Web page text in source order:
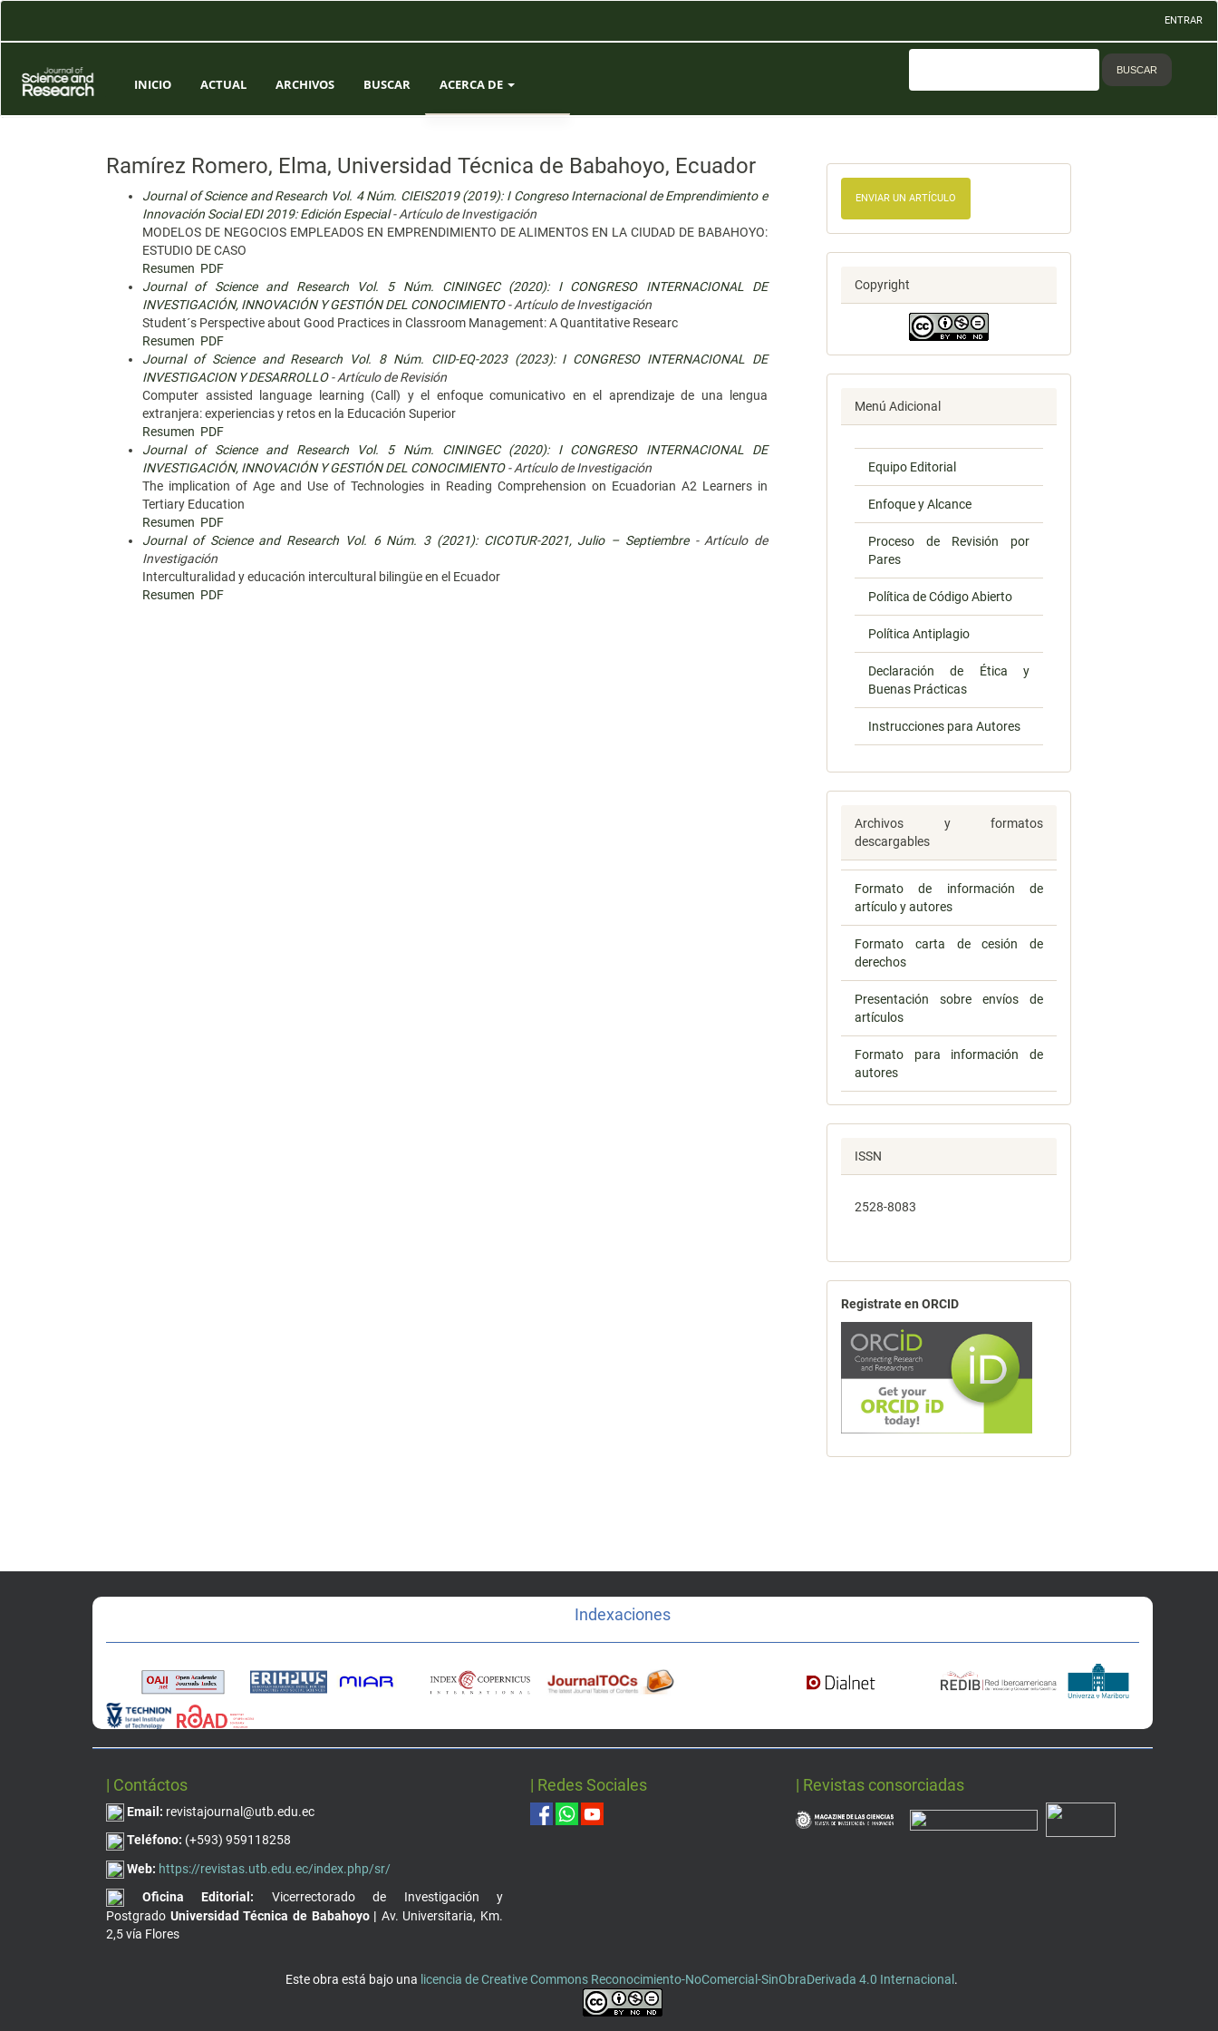
Contenido
Barra
lateral
ENTRAR
INICIO ACTUAL ARCHIVOS BUSCAR ACERCA DE
EQUIPO EDITORIAL
CONTACTO
BUSCAR
Ramírez Romero, Elma, Universidad Técnica de Babahoyo, Ecuador
Journal of Science and Research Vol. 4 Núm. CIEIS2019 (2019): I Congreso Internacional de Emprendimiento e
Innovación Social EDI 2019: Edición Especial- Artículo de Investigación
MODELOS DE NEGOCIOS EMPLEADOS EN EMPRENDIMIENTO DE ALIMENTOS EN LA CIUDAD DE BABAHOYO:
ESTUDIO DE CASO
Resumen PDF
Journal of Science and Research Vol. 5 Núm. CININGEC (2020): I CONGRESO INTERNACIONAL DE
INVESTIGACIÓN, INNOVACIÓN Y GESTIÓN DEL CONOCIMIENTO- Artículo de Investigación
Student´s Perspective about Good Practices in Classroom Management: A Quantitative Researc
Resumen PDF
Journal of Science and Research Vol. 8 Núm. CIID-EQ-2023 (2023): I CONGRESO INTERNACIONAL DE
INVESTIGACION Y DESARROLLO- Artículo de Revisión
Computer assisted language learning (Call) y el enfoque comunicativo en el aprendizaje de una lengua
extranjera: experiencias y retos en la Educación Superior
Resumen PDF
Journal of Science and Research Vol. 5 Núm. CININGEC (2020): I CONGRESO INTERNACIONAL DE
INVESTIGACIÓN, INNOVACIÓN Y GESTIÓN DEL CONOCIMIENTO- Artículo de Investigación
The implication of Age and Use of Technologies in Reading Comprehension on Ecuadorian A2 Learners in
Tertiary Education
Resumen PDF
Journal of Science and Research Vol. 6 Núm. 3 (2021): CICOTUR-2021, Julio – Septiembre- Artículo de
Investigación
Interculturalidad y educación intercultural bilingüe en el Ecuador
Resumen PDF
ENVIAR UN ARTÍCULO
Copyright
Menú Adicional
Equipo Editorial
Enfoque y Alcance
Proceso de Revisión por
Pares
Política de Código Abierto
Política Antiplagio
Declaración de Ética y
Buenas Prácticas
Instrucciones para Autores
Archivos y formatos
descargables
Formato de información de
artículo y autores
Formato carta de cesión de
derechos
Presentación sobre envíos de
artículos
Formato para información de
autores
ISSN
2528-8083
Registrate en ORCID
Indexaciones
| Contáctos
Email: revistajournal@utb.edu.ec
Teléfono: (+593) 959118258
Web: https://revistas.utb.edu.ec/index.php/sr/
Oficina Editorial: Vicerrectorado de Investigación y
Postgrado Universidad Técnica de Babahoyo | Av. Universitaria, Km.
2,5 vía Flores
| Redes Sociales | Revistas consorciadas
Este obra está bajo una licencia de Creative Commons Reconocimiento-NoComercial-SinObraDerivada 4.0 Internacional .